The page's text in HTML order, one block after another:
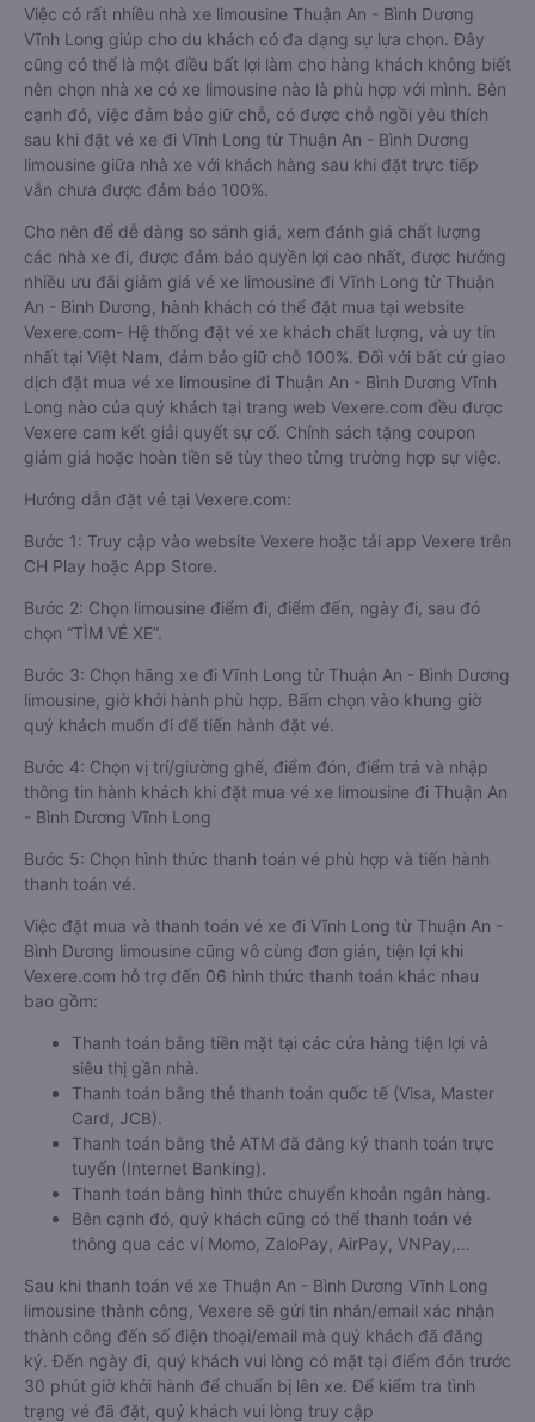
Việc có rất nhiều nhà xe limousine Thuận An - Bình Dương
Vĩnh Long giúp cho du khách có đa dạng sự lựa chọn. Đây
cũng có thể là một điều bất lợi làm cho hàng khách không biết
nên chọn nhà xe có xe limousine nào là phù hợp với mình. Bên
cạnh đó, việc đảm bảo giữ chỗ, có được chỗ ngồi yêu thích
sau khi đặt vé xe đi Vĩnh Long từ Thuận An - Bình Dương
limousine giữa nhà xe với khách hàng sau khi đặt trực tiếp
vẫn chưa được đảm bảo 100%.
Cho nên để dễ dàng so sánh giá, xem đánh giá chất lượng
các nhà xe đi, được đảm bảo quyền lợi cao nhất, được hưởng
nhiều ưu đãi giảm giá vé xe limousine đi Vĩnh Long từ Thuận
An - Bình Dương, hành khách có thể đặt mua tại website
Vexere.com- Hệ thống đặt vé xe khách chất lượng, và uy tín
nhất tại Việt Nam, đảm bảo giữ chỗ 100%. Đối với bất cứ giao
dịch đặt mua vé xe limousine đi Thuận An - Bình Dương Vĩnh
Long nào của quý khách tại trang web Vexere.com đều được
Vexere cam kết giải quyết sự cố. Chính sách tặng coupon
giảm giá hoặc hoàn tiền sẽ tùy theo từng trường hợp sự việc.
Hướng dẫn đặt vé tại Vexere.com:
Bước 1: Truy cập vào website Vexere hoặc tải app Vexere trên
CH Play hoặc App Store.
Bước 2: Chọn limousine điểm đi, điểm đến, ngày đi, sau đó
chọn “TÌM VÉ XE”.
Bước 3: Chọn hãng xe đi Vĩnh Long từ Thuận An - Bình Dương
limousine, giờ khởi hành phù hợp. Bấm chọn vào khung giờ
quý khách muốn đi để tiến hành đặt vé.
Bước 4: Chọn vị trí/giường ghế, điểm đón, điểm trả và nhập
thông tin hành khách khi đặt mua vé xe limousine đi Thuận An
- Bình Dương Vĩnh Long
Bước 5: Chọn hình thức thanh toán vé phù hợp và tiến hành
thanh toán vé.
Việc đặt mua và thanh toán vé xe đi Vĩnh Long từ Thuận An -
Bình Dương limousine cũng vô cùng đơn giản, tiện lợi khi
Vexere.com hỗ trợ đến 06 hình thức thanh toán khác nhau
bao gồm:
Thanh toán bằng tiền mặt tại các cửa hàng tiện lợi và
siêu thị gần nhà.
Thanh toán bằng thẻ thanh toán quốc tế (Visa, Master
Card, JCB).
Thanh toán bằng thẻ ATM đã đăng ký thanh toán trực
tuyến (Internet Banking).
Thanh toán bằng hình thức chuyển khoản ngân hàng.
Bên cạnh đó, quý khách cũng có thể thanh toán vé
thông qua các ví Momo, ZaloPay, AirPay, VNPay,…
Sau khi thanh toán vé xe Thuận An - Bình Dương Vĩnh Long
limousine thành công, Vexere sẽ gửi tin nhắn/email xác nhận
thành công đến số điện thoại/email mà quý khách đã đăng
ký. Đến ngày đi, quý khách vui lòng có mặt tại điểm đón trước
30 phút giờ khởi hành để chuẩn bị lên xe. Để kiểm tra tình
trạng vé đã đặt, quý khách vui lòng truy cập